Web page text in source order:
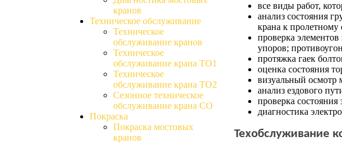
кранов
Техническое обслуживание
Техническое
обслуживание кранов
Техническое
обслуживание крана ТО1
Техническое
обслуживание крана ТО2
Сезонное техническое
обслуживание крана СО
Покраска
Покраска мостовых
кранов
все виды работ,
анализ состояния
крана к
проверка
упоров;
протяжка гаек
оценка состояния
визуальный осмотр
анализ ездового
проверка
диагностика
Техобслуживание